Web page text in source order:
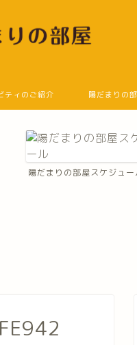
ティのご紹介 陽だまりの
陽だまりの部屋スケジュー